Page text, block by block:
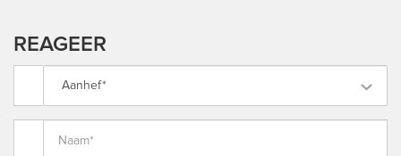
REAGEER
Aanhef*